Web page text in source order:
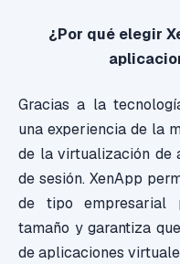
¿Por qué elegir
Gracias a la
una experiencia de la
de la virtualización de
de sesión. XenApp
de tipo empresarial
tamaño y garantiza
de aplicaciones